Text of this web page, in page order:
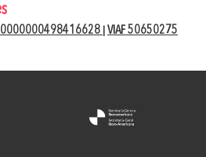
0000000498416628 VIAF 50650275